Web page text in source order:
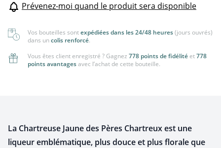
Prévenez-moi quand le produit sera disponible
Vos bouteilles sontexpédiées dans les 24/48 heures(jours ouvrés)
dans uncolis renforcé.
Vous êtes client enregistré ? Gagnez 778 points de fidélité et778
points avantagesavec l’achat de cette bouteille.
La Chartreuse Jaune des Pères Chartreux est une
liqueur emblématique, plus douce et plus florale que